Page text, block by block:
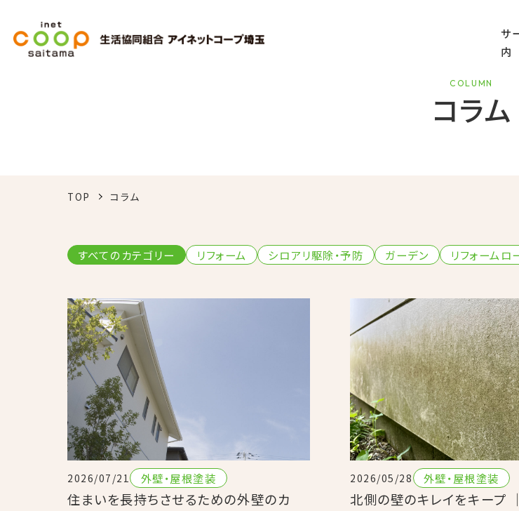
サ
内
COLUMN
コラム
TOP コラム
すべてのカテゴリー リフォーム シロアリ駆除・予防 ガーデン リフォームロ
2026/07/21 外壁・屋根塗装
住まいを長持ちさせるための外壁のカ
2026/05/28 外壁・屋根塗装
北側の壁のキレイをキープ